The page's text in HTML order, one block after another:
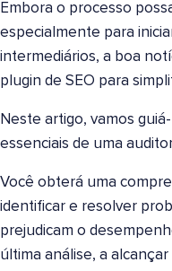
Embora o processo
especialmente para
intermediários, a boa
plugin de SEO para
Neste artigo, vamos
essenciais de uma
Você obterá uma
identificar e resolver
prejudicam o
última análise, a